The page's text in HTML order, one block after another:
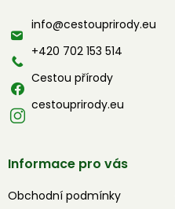
t info@cestouprirody.eu
+420 702 153 514
Cestou přírody
cestouprirody.eu
Informace pro vás
Obchodní podmínky